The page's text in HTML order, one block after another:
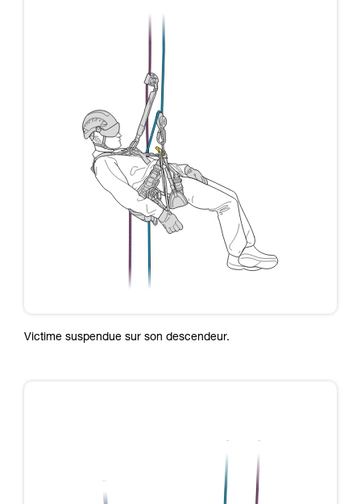
Victime suspendue sur son descendeur.